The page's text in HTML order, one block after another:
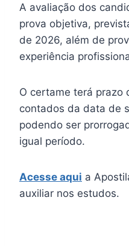
A avaliação dos
prova objetiva,
de 2026, além de
experiência
O certame terá prazo
contados da data de
podendo ser
igual período.
Acesse aqui a
auxiliar nos estudos.